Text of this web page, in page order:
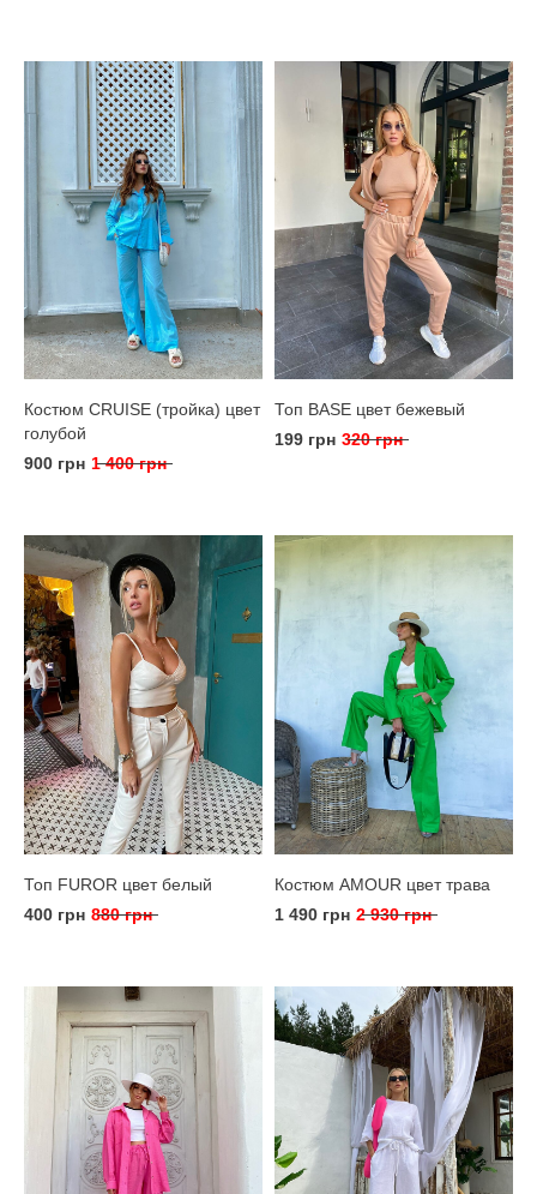
Костюм CRUISE (тройка) цвет
голубой
900 грн 1 400 грн
Топ BASE цвет бежевый
199 грн 320 грн
Топ FUROR цвет белый
400 грн 880 грн
Костюм AMOUR цвет трава
1 490 грн 2 930 грн